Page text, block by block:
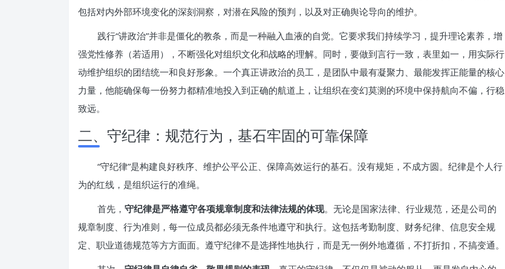
包括对内外部环境变化的深刻洞察，对潜在风险的预判，以及对正确舆论导向的维护。
践行“讲政治”并非是僵化的教条，而是一种融入血液的自觉。它要求我们持续学习，提升理论素养，增
强党性修养（若适用），不断强化对组织文化和战略的理解。同时，要做到言行一致，表里如一，用实际行
动维护组织的团结统一和良好形象。一个真正讲政治的员工，是团队中最有凝聚力、最能发挥正能量的核心
力量，他能确保每一份努力都精准地投入到正确的航道上，让组织在变幻莫测的环境中保持航向不偏，行稳
致远。
二、守纪律：规范行为，基石牢固的可靠保障
“守纪律”是构建良好秩序、维护公平公正、保障高效运行的基石。没有规矩，不成方圆。纪律是个人行
为的红线，是组织运行的准绳。
首先， 守纪律是严格遵守各项规章制度和法律法规的体现。无论是国家法律、行业规范，还是公司的
规章制度、行为准则，每一位成员都必须无条件地遵守和执行。这包括考勤制度、财务纪律、信息安全规
定、职业道德规范等方方面面。遵守纪律不是选择性地执行，而是无一例外地遵循，不打折扣，不搞变通。